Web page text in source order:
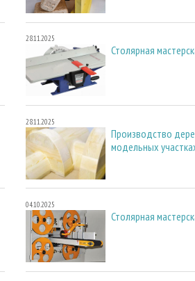
28.11.2025
Столярная
28.11.2025
Производство
модельных
04.10.2025
Столярная